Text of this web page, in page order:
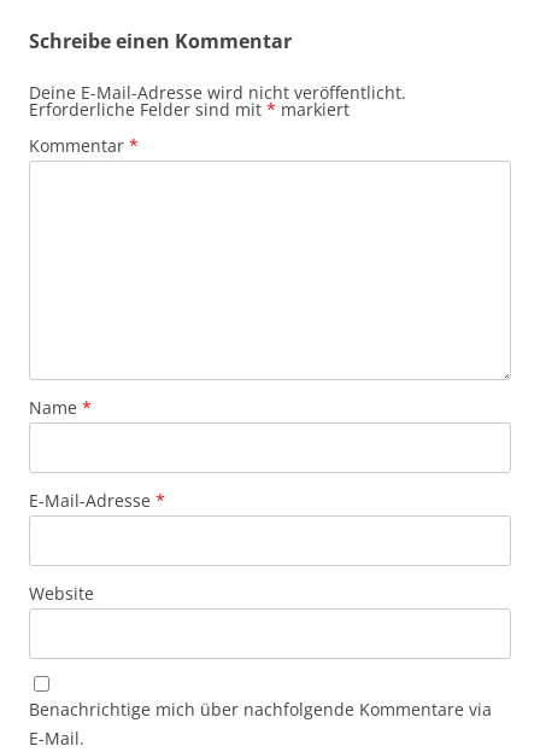
Schreibe einen Kommentar
Deine E-Mail-Adresse wird nicht veröffentlicht.
Erforderliche Felder sind mit * markiert
Kommentar *
Name *
E-Mail-Adresse *
Website
Benachrichtige mich über nachfolgende Kommentare via
E-Mail.